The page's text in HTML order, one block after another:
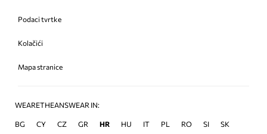
Podaci tvrtke
Kolačići
Mapa stranice
WEARETHEANSWEAR IN:
BG CY CZ GR HR HU IT PL RO SI SK